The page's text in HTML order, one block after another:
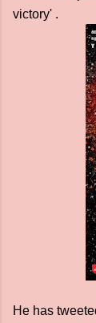
victory' .
He has